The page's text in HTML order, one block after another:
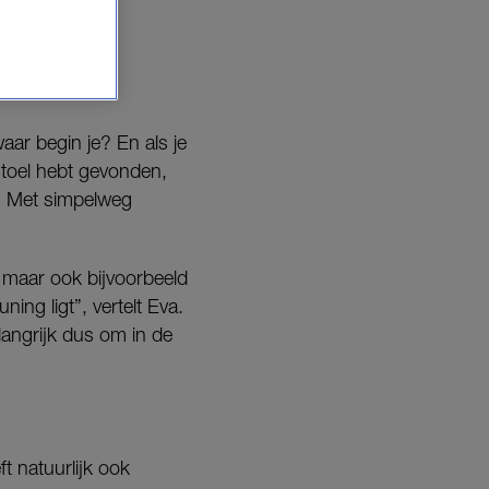
begin je? En als je
hebt gevonden,
simpelweg
ook bijvoorbeeld
ligt”, vertelt Eva.
dus om in de
natuurlijk ook